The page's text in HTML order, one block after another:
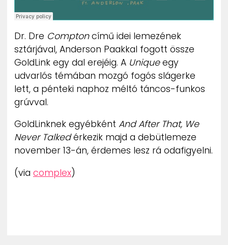
Dr. Dre Comptoncímű idei lemezének
sztárjával, Anderson Paakkal fogott össze
GoldLink egy dal erejéig. A Uniqueegy
udvarlós témában mozgó fogós slágerke
lett, a pénteki naphoz méltó táncos-funkos
grúvval.
GoldLinknek egyébként And After That, We
Never Talkedérkezik majd a debütlemeze
november 13-án, érdemes lesz rá odafigyelni.
(via complex)